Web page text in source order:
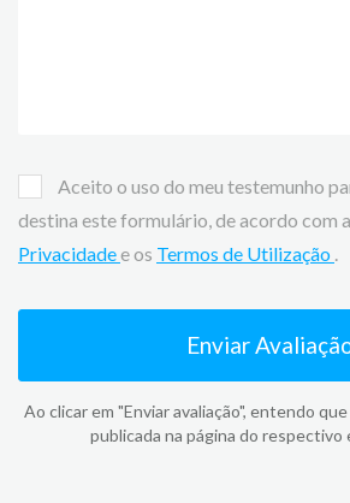
Aceito o uso do meu testemunho
destina este formulário, de acordo com a
Privacidadee os Termos de Utilização .
Enviar
Ao clicar em "Enviar avaliação", entendo
publicada na página do respectivo